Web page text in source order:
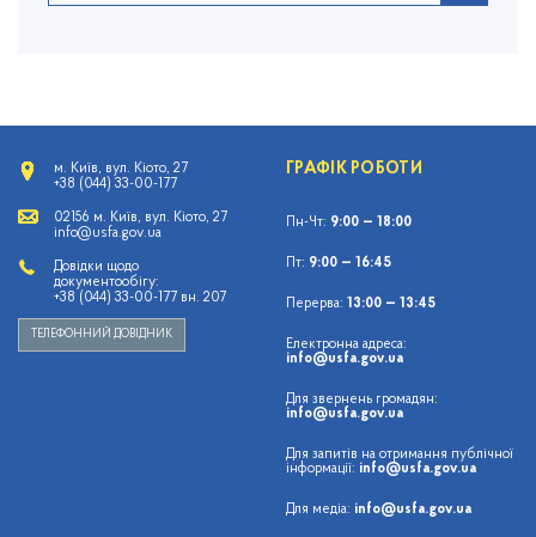
м. Київ, вул. Кіото, 27
+38 (044) 33-00-177
02156 м. Київ, вул. Кіото, 27
info@usfa.gov.ua
Довідки щодо
документообігу:
+38 (044) 33-00-177 вн. 207
ТЕЛЕФОННИЙ ДОВІДНИК
ГРАФІК РОБОТИ
Пн-Чт: 9:00 — 18:00
Пт: 9:00 — 16:45
Перерва: 13:00 — 13:45
Електронна адреса:
info@usfa.gov.ua
Для звернень громадян:
info@usfa.gov.ua
Для запитів на отримання публічної
інформації: info@usfa.gov.ua
Для медіа: info@usfa.gov.ua